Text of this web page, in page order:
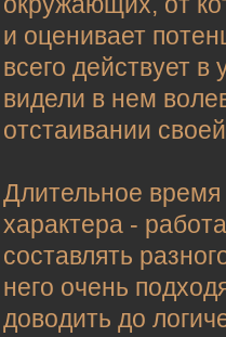
и оценивает
всего действует
видели в нем
отстаивании
Длительное время
характера -
составлять
него очень
доводить до